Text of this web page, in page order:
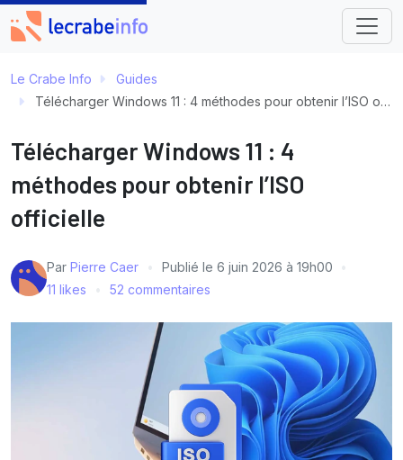
Le Crabe Info
Guides
Télécharger Windows 11 : 4 méthodes pour obtenir l’ISO officielle
Télécharger Windows 11 : 4
méthodes pour obtenir l’ISO
officielle
Par Pierre Caer Publié le 6 juin 2026 à 19h00
11 likes
52 commentaires